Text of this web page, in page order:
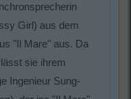
Girl) aus dem
"Il Mare" aus. Da
sie ihrem
Ingenieur Sung-